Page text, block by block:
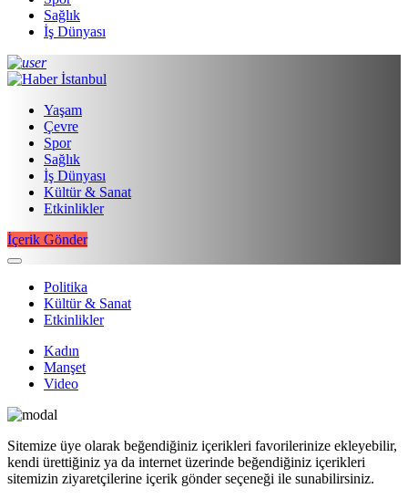
Sağlık
İş Dünyası
Yaşam
Çevre
Spor
Sağlık
İş Dünyası
Kültür & Sanat
Etkinlikler
İçerik Gönder
Politika
Kültür & Sanat
Etkinlikler
Kadın
Manşet
Video
Sitemize üye olarak beğendiğiniz içerikleri favorilerinize ekleyebilir,
kendi ürettiğiniz ya da internet üzerinde beğendiğiniz içerikleri
sitemizin ziyaretçilerine içerik gönder seçeneği ile sunabilirsiniz.